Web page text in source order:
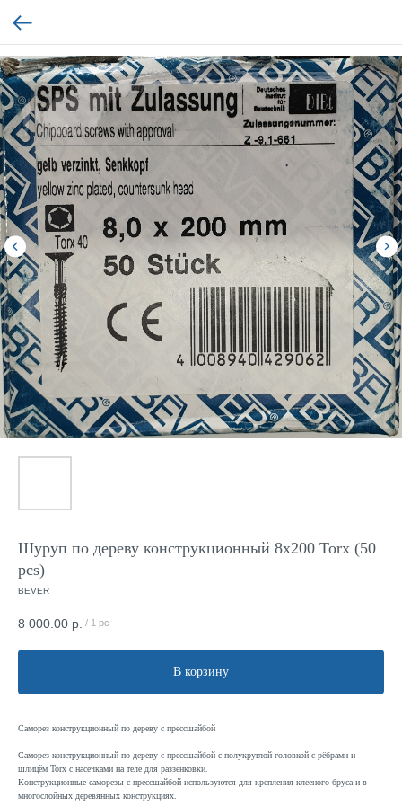
Шуруп по дереву конструкционный 8x200 Torx (50
pcs)
BEVER
8 000.00 р. / 1 pc
В корзину
Саморез конструкционный по дереву с прессшайбой
Саморез конструкционный по дереву с прессшайбой с полукруглой головкой с рёбрами и
шлицём Torx с насечками на теле для раззенковки.
Конструкционные саморезы с прессшайбой используются для крепления клееного бруса и в
многослойных деревянных конструкциях.